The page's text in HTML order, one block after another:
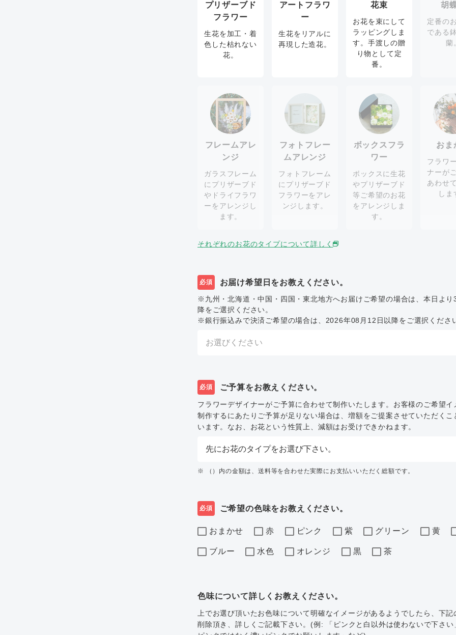
プリザーブド
フラワー
生花を加工・着
色した枯れない
花。
アートフラワ
ー
生花をリアルに
再現した造花。
花束
お花を束にして
ラッピングしま
す。手渡しの贈
り物として定
番。
胡
定番の
である
蘭
フレームアレ
ンジ
ガラスフレーム
にプリザーブド
やドライフラワ
ーをアレンジし
ます。
フォトフレー
ムアレンジ
フォトフレーム
にプリザーブド
フラワーをアレ
ンジします。
ボックスフラ
ワー
ボックスに生花
やプリザーブド
等ご希望のお花
をアレンジしま
す。
おま
フラワ
ナーが
あわせ
しま
それぞれのお花のタイプについて詳しく
必須 お届け希望日をお教えください。
※九州・北海道・中国・四国・東北地方へお届けご希望の場合は、本日より
降をご選択ください。
※銀行振込みで決済ご希望の場合は、2026年08月12日以降をご選択くださ
必須 ご予算をお教えください。
フラワーデザイナーがご予算に合わせて制作いたします。お客様のご希望イ
制作するにあたりご予算が足りない場合は、増額をご提案させていただくこ
います。なお、お花という性質上、減額はお受けできかねます。
※ （）内の金額は、送料等を合わせた実際にお支払いいただく総額です。
必須 ご希望の色味をお教えください。
おまかせ 赤 ピンク 紫 グリーン 黄
ブルー 水色 オレンジ 黒 茶
色味について詳しくお教えください。
上でお選び頂いたお色味について明確なイメージがあるようでしたら、下記
削除頂き、詳しくご記載下さい。(例: 「ピンクと白以外は使わないで下さい